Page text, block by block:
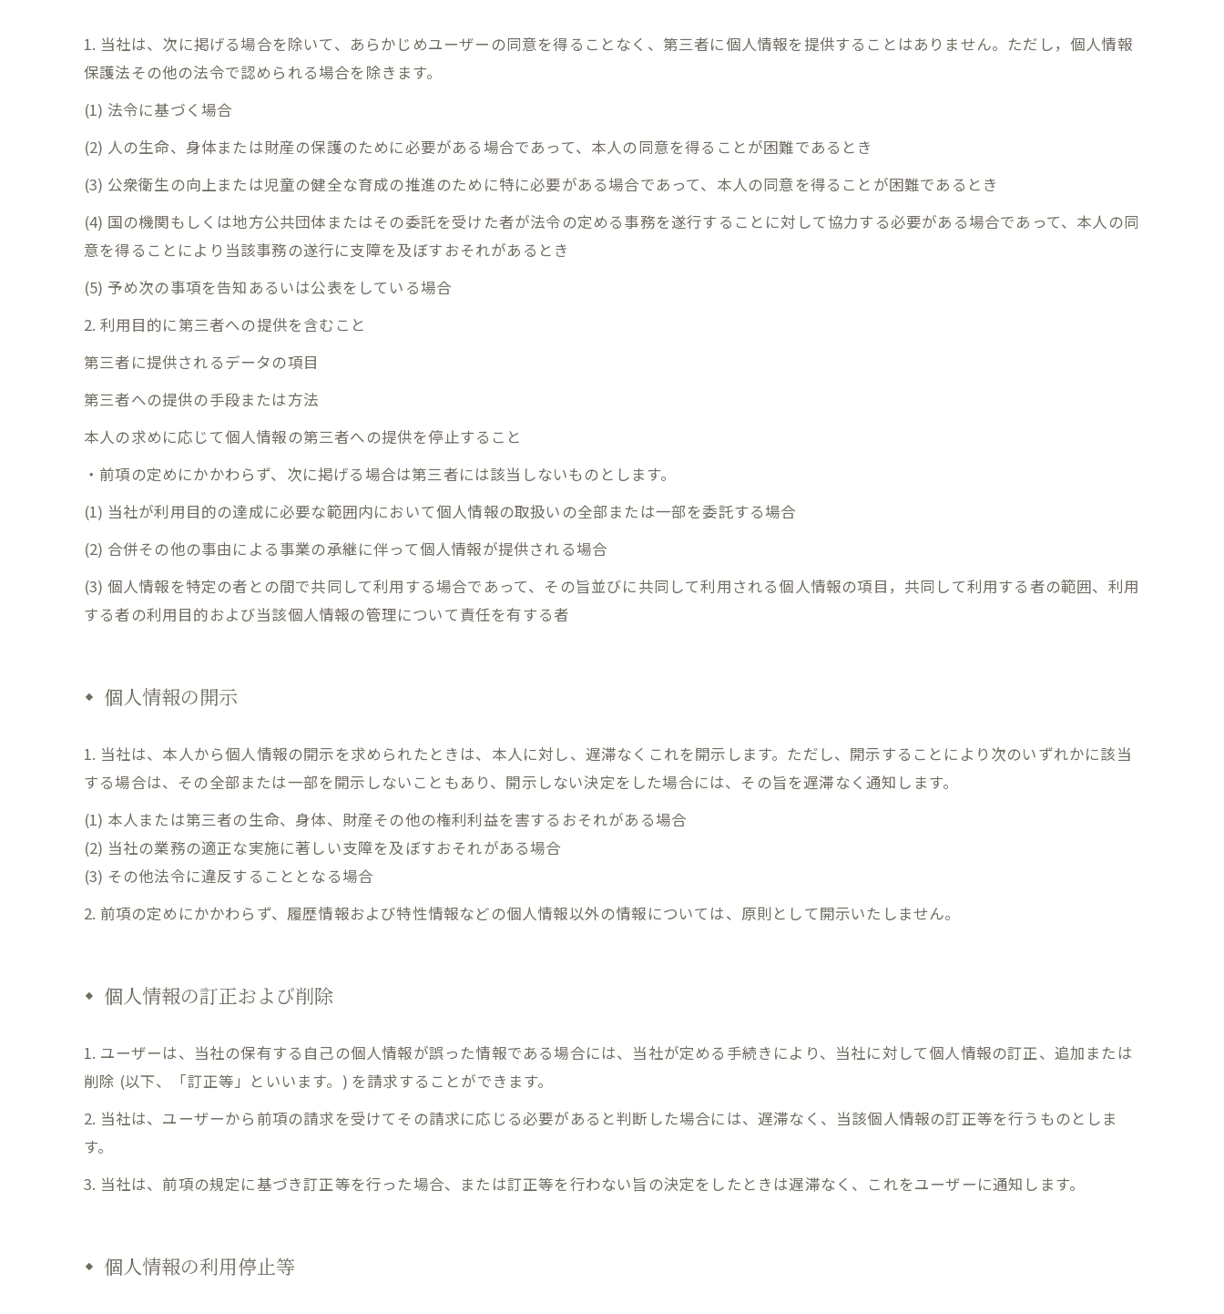
1. 当社は、次に掲げる場合を除いて、あらかじめユーザーの同意を得ることなく、第三者に個人情報を提供することはありません。ただし，個人情報
保護法その他の法令で認められる場合を除きます。
(1) 法令に基づく場合
(2) 人の生命、身体または財産の保護のために必要がある場合であって、本人の同意を得ることが困難であるとき
(3) 公衆衛生の向上または児童の健全な育成の推進のために特に必要がある場合であって、本人の同意を得ることが困難であるとき
(4) 国の機関もしくは地方公共団体またはその委託を受けた者が法令の定める事務を遂行することに対して協力する必要がある場合であって、本人の同
意を得ることにより当該事務の遂行に支障を及ぼすおそれがあるとき
(5) 予め次の事項を告知あるいは公表をしている場合
2. 利用目的に第三者への提供を含むこと
第三者に提供されるデータの項目
第三者への提供の手段または方法
本人の求めに応じて個人情報の第三者への提供を停止すること
・前項の定めにかかわらず、次に掲げる場合は第三者には該当しないものとします。
(1) 当社が利用目的の達成に必要な範囲内において個人情報の取扱いの全部または一部を委託する場合
(2) 合併その他の事由による事業の承継に伴って個人情報が提供される場合
(3) 個人情報を特定の者との間で共同して利用する場合であって、その旨並びに共同して利用される個人情報の項目，共同して利用する者の範囲、利用
する者の利用目的および当該個人情報の管理について責任を有する者
個人情報の開示
1. 当社は、本人から個人情報の開示を求められたときは、本人に対し、遅滞なくこれを開示します。ただし、開示することにより次のいずれかに該当
する場合は、その全部または一部を開示しないこともあり、開示しない決定をした場合には、その旨を遅滞なく通知します。
(1) 本人または第三者の生命、身体、財産その他の権利利益を害するおそれがある場合
(2) 当社の業務の適正な実施に著しい支障を及ぼすおそれがある場合
(3) その他法令に違反することとなる場合
2. 前項の定めにかかわらず、履歴情報および特性情報などの個人情報以外の情報については、原則として開示いたしません。
個人情報の訂正および削除
1. ユーザーは、当社の保有する自己の個人情報が誤った情報である場合には、当社が定める手続きにより、当社に対して個人情報の訂正、追加または
削除 (以下、「訂正等」といいます。) を請求することができます。
2. 当社は、ユーザーから前項の請求を受けてその請求に応じる必要があると判断した場合には、遅滞なく、当該個人情報の訂正等を行うものとしま
す。
3. 当社は、前項の規定に基づき訂正等を行った場合、または訂正等を行わない旨の決定をしたときは遅滞なく、これをユーザーに通知します。
個人情報の利用停止等